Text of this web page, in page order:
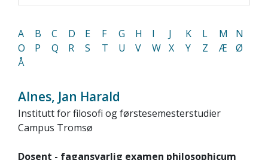
A B C D E F G H I J K L M
N
O
P Q R S T U V W X Y Z Æ
Ø
Å
Alnes, Jan Harald
Institutt for filosofi og førstesemesterstudier
Campus Tromsø
Dosent - fagansvarlig examen philosophicum